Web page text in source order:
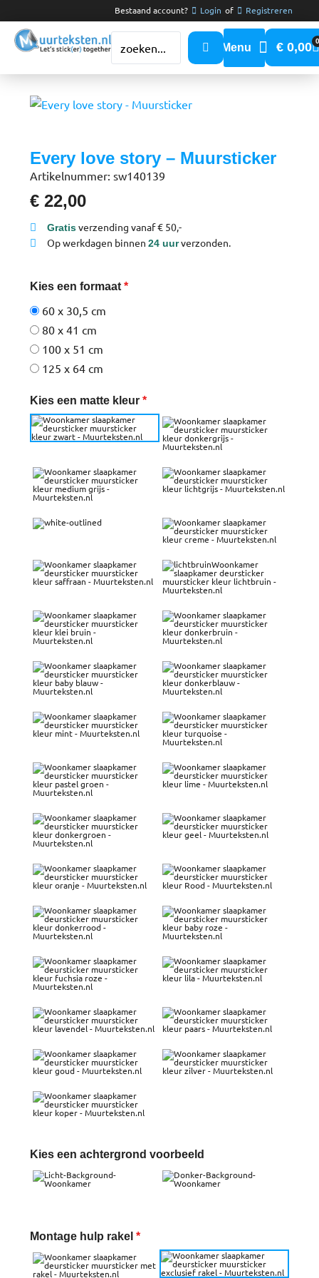
Bestaand account? Login of Registreren
€ 0,00
Every love story – Muursticker
Artikelnummer: sw140139
€ 22,00
Gratisverzending vanaf € 50,-
Op werkdagen binnen 24 uurverzonden.
Kies een formaat *
60 x 30,5 cm
80 x 41 cm
100 x 51 cm
125 x 64 cm
Kies een matte kleur *
Kies een achtergrond voorbeeld
Montage hulp rakel *